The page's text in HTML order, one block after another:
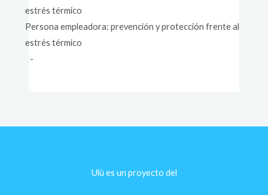
estrés térmico
Persona empleadora: prevención y protección frente al
estrés térmico
-
Ulù es un proyecto del​